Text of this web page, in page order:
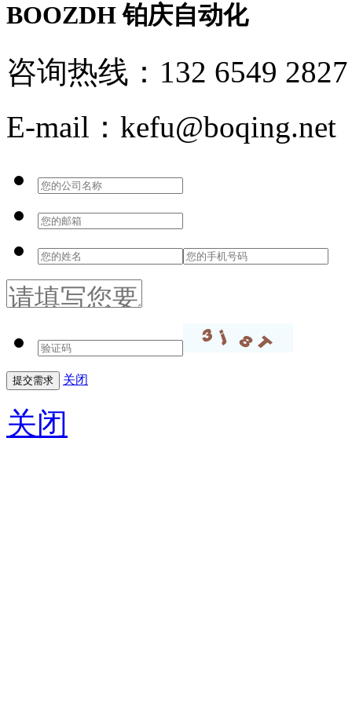
BOOZDH铂庆自动化
咨询热线：132 6549 2827
E-mail：kefu@boqing.net
关闭
关闭